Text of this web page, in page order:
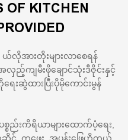
OF KITCHEN
လိုအားတိုးများလာစေရန်
လှည့်ကျမီးဖိုချောင်သုံးဒီဇိုင်းနှင့်
ေးဆွဲထားပြီးပိုမိုကောင်းမွန်
ည်းကိရိယာများထောက်ပံ့ရေး,